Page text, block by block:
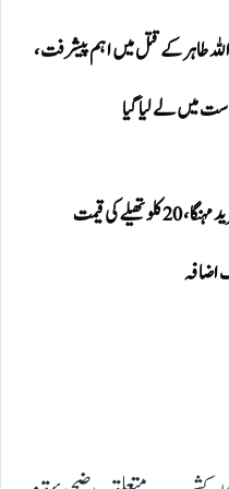
طاہر کے قتل میں اہم پیشرفت،
میں لے لیا گیا
ایک ہفتے میں آٹا مزید مہنگا، 20 کلو تھیلے کی قیمت